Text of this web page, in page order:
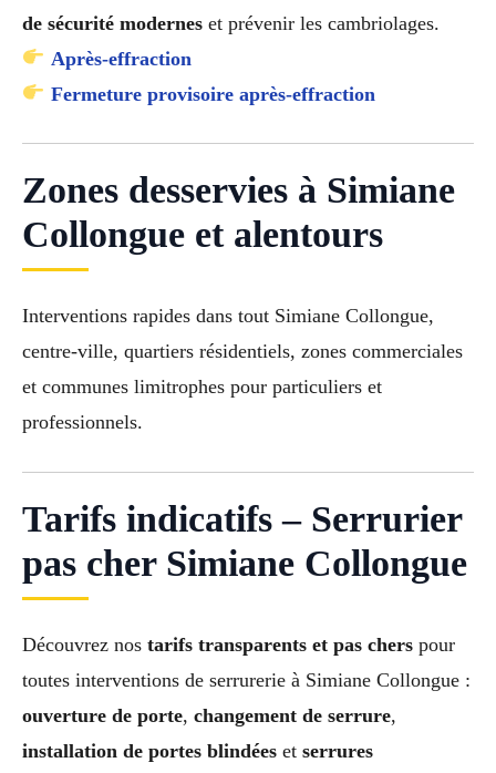
de sécurité modernes et prévenir les cambriolages.
Après-effraction
Fermeture provisoire après-effraction
Zones desservies à Simiane
Collongue et alentours
Interventions rapides dans tout Simiane Collongue,
centre-ville, quartiers résidentiels, zones commerciales
et communes limitrophes pour particuliers et
professionnels.
Tarifs indicatifs – Serrurier
pas cher Simiane Collongue
Découvrez nos tarifs transparents et pas chers pour
toutes interventions de serrurerie à Simiane Collongue :
ouverture de porte, changement de serrure,
installation de portes blindées et serrures